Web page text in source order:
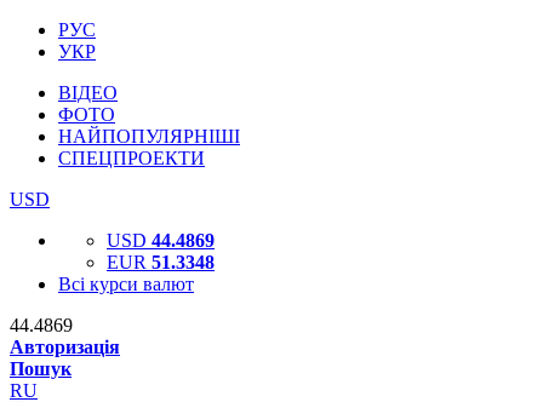
РУС
УКР
ВІДЕО
ФОТО
НАЙПОПУЛЯРНІШІ
СПЕЦПРОЕКТИ
USD
USD 44.4869
EUR 51.3348
Всі курси валют
44.4869
Авторизація
Пошук
RU